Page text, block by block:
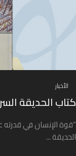
الأخبار
كتاب الحديقة
“قوة الإنسان في قدرته
الحديقة ...